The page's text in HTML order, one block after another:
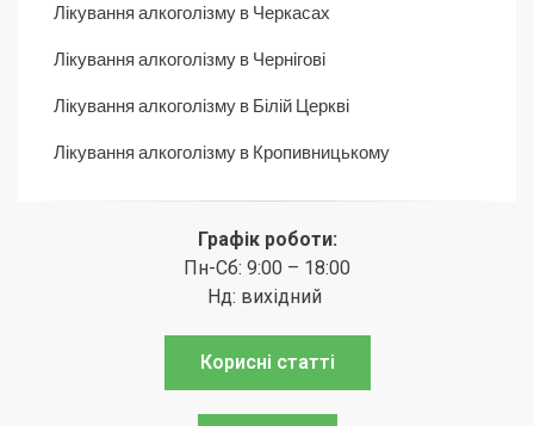
Лікування алкоголізму в Черкасах
Лікування алкоголізму в Чернігові
Лікування алкоголізму в Білій Церкві
Лікування алкоголізму в Кропивницькому
Графік роботи:
Пн-Сб: 9:00 – 18:00
Нд: вихідний
Корисні статті